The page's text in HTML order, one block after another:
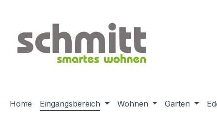
Home Eingangsbereich Wohnen Garten